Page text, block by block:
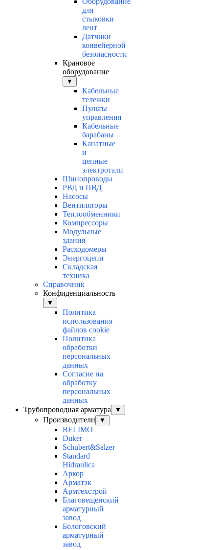
для
стыковки
лент
Датчики
конвейерной
безопасности
Крановое
оборудование
▼
Кабельные
тележки
Пульты
управления
Кабельные
барабаны
Канатные
и
цепные
электротали
Шинопроводы
РВД и ПВД
Насосы
Вентиляторы
Теплообменники
Компрессоры
Модульные
здания
Расходомеры
Энергоцепи
Складская
техника
Справочник
Конфиденциальность
▼
Политика
использования
файлов cookie
Политика
обработки
персональных
данных
Согласие на
обработку
персональных
данных
Трубопроводная арматура
▼
Производители ▼
BELIMO
Duker
Schubert&Salzer
Standard
Hidraulica
Аркор
Арматэк
Армтехстрой
Благовещенский
арматурный
завод
Бологовский
арматурный
завод